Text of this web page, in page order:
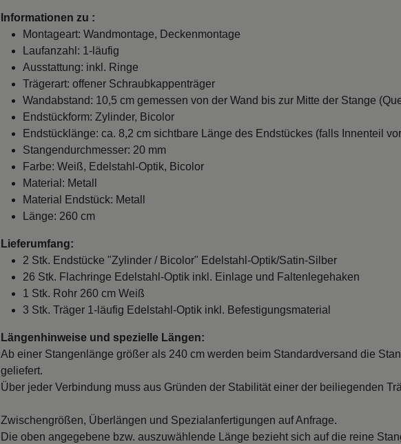
Informationen zu :
Montageart: Wandmontage, Deckenmontage
Laufanzahl: 1-läufig
Ausstattung: inkl. Ringe
Trägerart: offener Schraubkappenträger
Wandabstand: 10,5 cm gemessen von der Wand bis zur Mitte der Stange
Endstückform: Zylinder, Bicolor
Endstücklänge: ca. 8,2 cm sichtbare Länge des Endstückes (falls Innenteil
Stangendurchmesser: 20 mm
Farbe: Weiß, Edelstahl-Optik, Bicolor
Material: Metall
Material Endstück: Metall
Länge: 260 cm
Lieferumfang:
2 Stk. Endstücke "Zylinder / Bicolor" Edelstahl-Optik/Satin-Silber
26 Stk. Flachringe Edelstahl-Optik inkl. Einlage und Faltenlegehaken
1 Stk. Rohr 260 cm Weiß
3 Stk. Träger 1-läufig Edelstahl-Optik inkl. Befestigungsmaterial
Längenhinweise und spezielle Längen:
Ab einer Stangenlänge größer als 240 cm werden beim Standardversand die
geliefert.
Über jeder Verbindung muss aus Gründen der Stabilität einer der beiliegenden
Zwischengrößen, Überlängen und Spezialanfertigungen auf Anfrage.
Die oben angegebene bzw. auszuwählende Länge bezieht sich auf die reine